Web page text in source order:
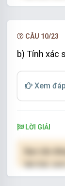
hạn.
CÂU 10/23
b) Tính xác
Xem
LỜI GIẢI
hạn.